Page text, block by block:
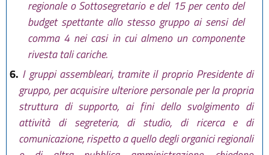
regionale o Sottosegretario e del 15 per cento del
budget spettante allo stesso gruppo ai sensi del
comma 4 nei casi in cui almeno un componente
rivesta tali cariche.
6. I gruppi assembleari, tramite il proprio Presidente di
gruppo, per acquisire ulteriore personale per la propria
struttura di supporto, ai fini dello svolgimento di
attività di segreteria, di studio, di ricerca e di
comunicazione, rispetto a quello degli organici regionali